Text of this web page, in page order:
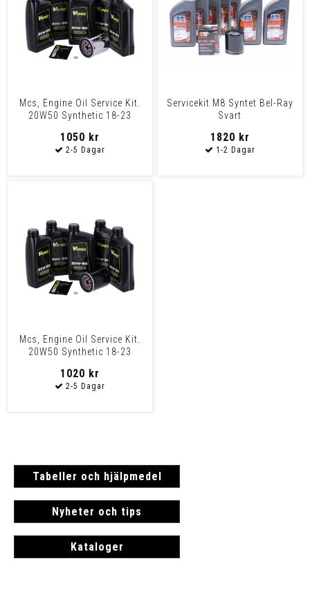
Mcs, Engine Oil Service Kit.
20W50 Synthetic 18-23
1050 kr
Servicekit M8 Syntet Bel-Ray
Svart
1820 kr
Mcs, Engine Oil Service Kit.
20W50 Synthetic 18-23
1020 kr
Tabeller och hjälpmedel
Nyheter och tips
Kataloger